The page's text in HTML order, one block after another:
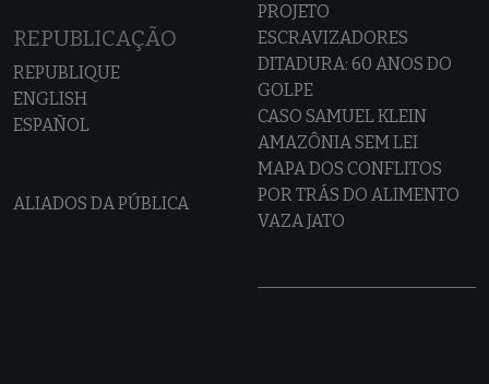
REPUBLICAÇÃO
REPUBLIQUE
ENGLISH
ESPAÑOL
ALIADOS DA PÚBLICA
PROJETO
ESCRAVIZADORES
DITADURA: 60 ANOS DO
GOLPE
CASO SAMUEL KLEIN
AMAZÔNIA SEM LEI
MAPA DOS CONFLITOS
POR TRÁS DO ALIMENTO
VAZA JATO